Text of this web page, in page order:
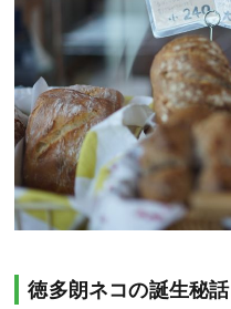
徳多朗ネコの誕生秘話